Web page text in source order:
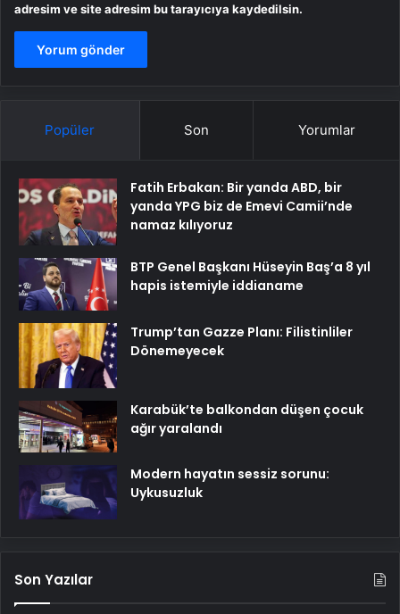
adresim ve site adresim bu tarayıcıya kaydedilsin.
Popüler Son Yorumlar
Fatih Erbakan: Bir yanda ABD, bir
yanda YPG biz de Emevi Camii’nde
namaz kılıyoruz
BTP Genel Başkanı Hüseyin Baş’a 8 yıl
hapis istemiyle iddianame
Trump’tan Gazze Planı: Filistinliler
Dönemeyecek
Karabük’te balkondan düşen çocuk
ağır yaralandı
Modern hayatın sessiz sorunu:
Uykusuzluk
Son Yazılar